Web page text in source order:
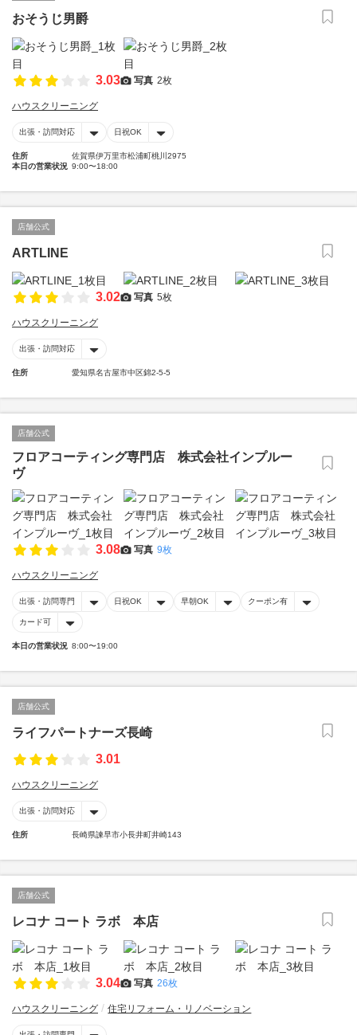
おそうじ男爵
3.03 写真 2枚
ハウスクリーニング
出張・訪問対応 日祝OK
住所
佐賀県伊万里市松浦町桃川2975
本日の営業状況 9:00〜18:00
店舗公式
ARTLINE
3.02 写真 5枚
ハウスクリーニング
出張・訪問対応
住所 愛知県名古屋市中区錦2-5-5
店舗公式
フロアコーティング専門店 株式会社インプルー
ヴ
3.08 写真 9枚
ハウスクリーニング
出張・訪問専門 日祝OK 早朝OK クーポン有
カード可
本日の営業状況 8:00〜19:00
店舗公式
ライフパートナーズ長崎
3.01
ハウスクリーニング
出張・訪問対応
住所 長崎県諫早市小長井町井崎143
店舗公式
レコナ コート ラボ 本店
3.04 写真 26枚
ハウスクリーニング 住宅リフォーム・リノベーション